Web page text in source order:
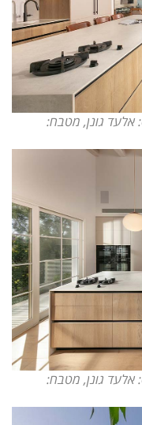
אדריכלות ועיצוב: שפיגל אדריכלים, צילוo: אלעד גונן, מטבח:
אדריכלות ועיצוב: שפיגל אדריכלים, צילוo: אלעד גונן, מטבח: